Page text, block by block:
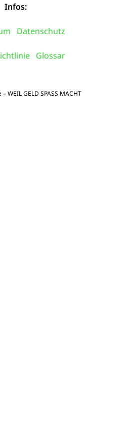
Infos:
Datenschutz
Glossar
WEIL GELD SPASS MACHT